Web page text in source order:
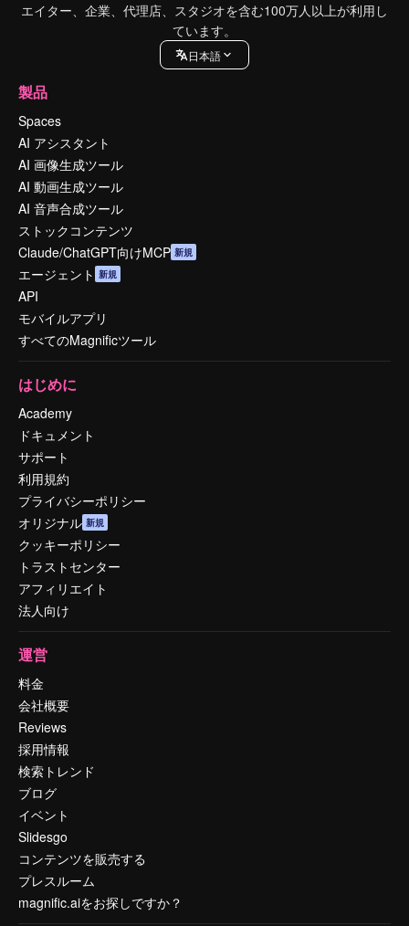
エイター、企業、代理店、スタジオを含む100万人以上が利用し
ています。
日本語
製品
Spaces
AI アシスタント
AI 画像生成ツール
AI 動画生成ツール
AI 音声合成ツール
ストックコンテンツ
Claude/ChatGPT向けMCP 新規
エージェント 新規
API
モバイルアプリ
すべてのMagnificツール
はじめに
Academy
ドキュメント
サポート
利用規約
プライバシーポリシー
オリジナル 新規
クッキーポリシー
トラストセンター
アフィリエイト
法人向け
運営
料金
会社概要
Reviews
採用情報
検索トレンド
ブログ
イベント
Slidesgo
コンテンツを販売する
プレスルーム
magnific.aiをお探しですか？